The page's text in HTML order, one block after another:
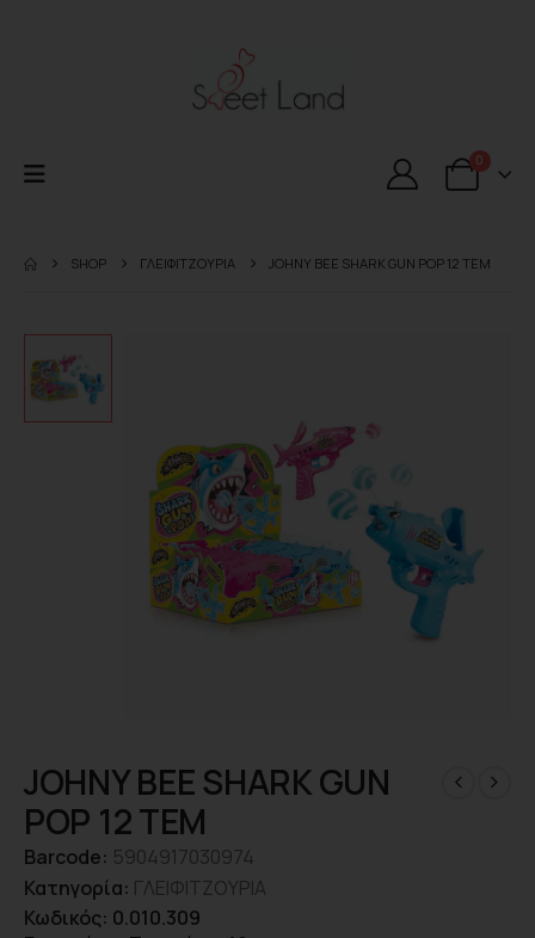
0
SHOP ΓΛΕΙΦΙΤΖΟΥΡΙΑ JOHNY BEE SHARK GUN POP 12 TEM
JOHNY BEE SHARK GUN
POP 12 TEM
Barcode: 5904917030974
Κατηγορία: ΓΛΕΙΦΙΤΖΟΥΡΙΑ
Κωδικός: 0.010.309